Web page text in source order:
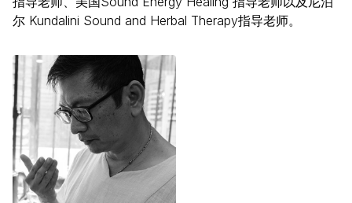
尔 Kundalini Sound and Herbal Therapy指导老师。